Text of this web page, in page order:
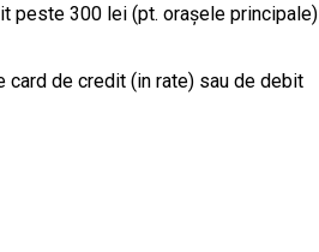
peste 300 lei (pt. orașele principale)
card de credit (in rate) sau de debit